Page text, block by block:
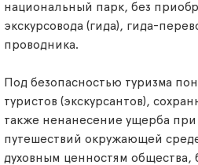
национальный парк, без
экскурсовода (гида), гида-
проводника.
Под безопасностью туризма
туристов (экскурсантов),
также ненанесение ущерба
путешествий окружающей
духовным ценностям общества,